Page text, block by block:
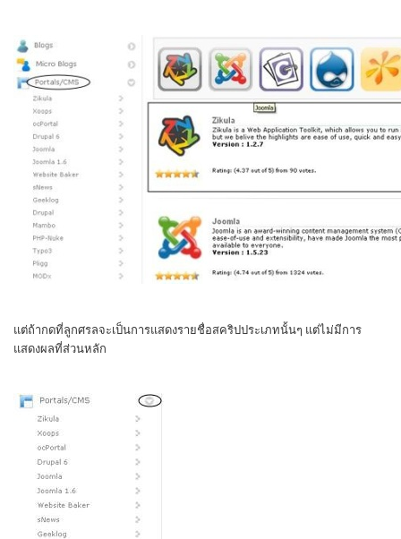
แต่ถ้ากดที่ลูกศรลจะเป็นการแสดงรายชื่อสคริปประเภทนั้นๆ แต่ไม่มีการ
แสดงผลที่ส่วนหลัก